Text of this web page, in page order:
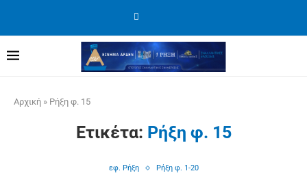
Αρχική » Ρήξη φ. 15
Ετικέτα: Ρήξη φ. 15
εφ. Ρήξη Ρήξη φ. 1-20